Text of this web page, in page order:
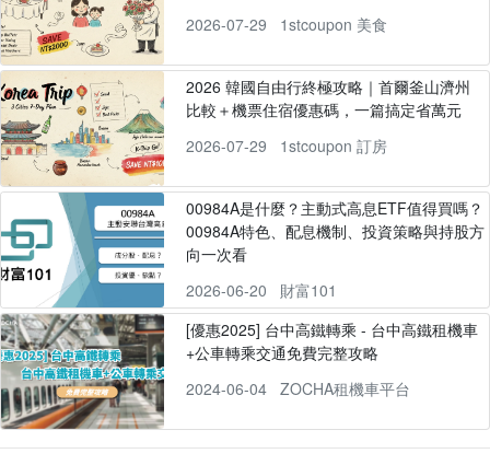
2026-07-29
1stcoupon 美食
2026 韓國自由行終極攻略｜首爾釜山濟州
比較＋機票住宿優惠碼，一篇搞定省萬元
2026-07-29
1stcoupon 訂房
00984A是什麼？主動式高息ETF值得買嗎？
00984A特色、配息機制、投資策略與持股方
向一次看
2026-06-20
財富101
[優惠2025] 台中高鐵轉乘 - 台中高鐵租機車
+公車轉乘交通免費完整攻略
2024-06-04
ZOCHA租機車平台